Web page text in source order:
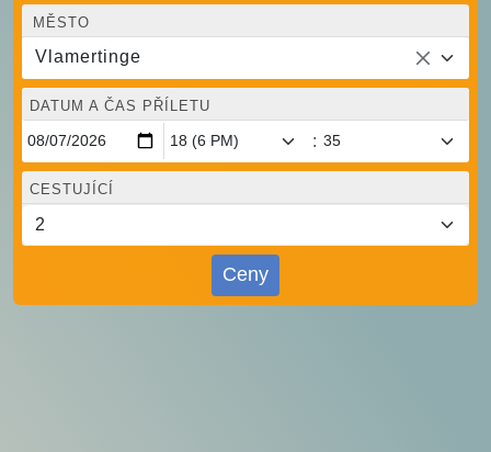
MĚSTO
Vlamertinge
DATUM A ČAS PŘÍLETU
:
CESTUJÍCÍ
Ceny